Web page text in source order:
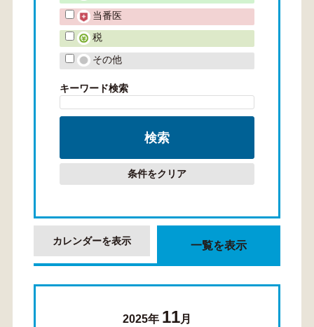
当番医
税
その他
キーワード検索
条件をクリア
カレンダーを表示 一覧を表示
2025年 11月